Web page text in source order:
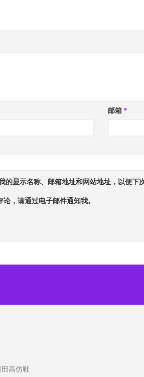
邮箱 *
的显示名称、邮箱地址和网站地址，以便下
，请通过电子邮件通知我。
田高仿鞋